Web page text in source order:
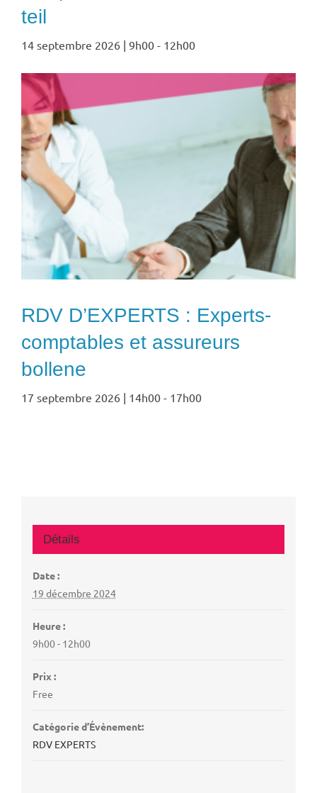
teil
14 septembre 2026 | 9h00 - 12h00
RDV D’EXPERTS : Experts-
comptables et assureurs
bollene
17 septembre 2026 | 14h00 - 17h00
Détails
Date :
19 décembre 2024
Heure :
9h00 - 12h00
Prix :
Free
Catégorie d’Évènement:
RDV EXPERTS